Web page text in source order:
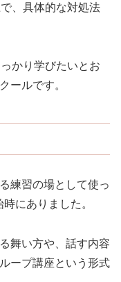
、具体的な対処法
かり学びたいとお
ールです。
練習の場として使っ
にありました。
舞い方や、話す内容
ープ講座という形式